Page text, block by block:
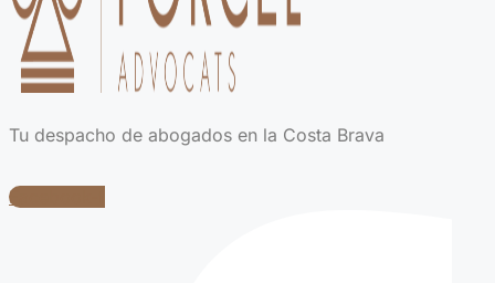
Tu despacho de abogados en la Costa Brava
Facebook-f